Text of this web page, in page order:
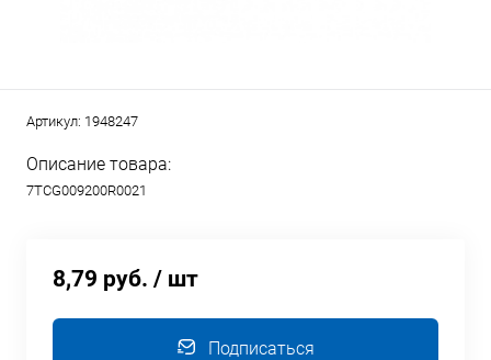
Артикул: 1948247
Описание товара:
7TCG009200R0021
8,79 руб. / шт
Подписаться